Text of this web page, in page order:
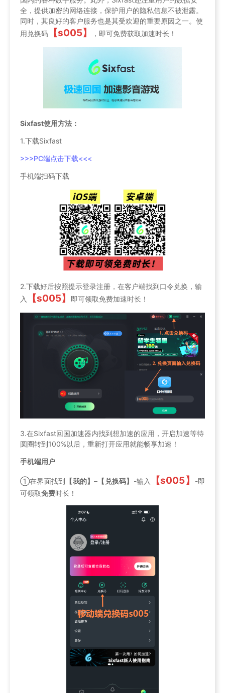
全，提供加密的网络连接，保护用户的隐私信息不被泄露。
同时，其良好的客户服务也是其受欢迎的重要原因之一。使
用兑换码
【s005】 ，即可免费获取加速时长！
Sixfast使用方法：
1.下载Sixfast
>>>PC端点击下载<<<
手机端扫码下载
2.下载好后按照提示登录注册，在客户端找到口令兑换，输
入
【s005】 即可领取免费加速时长！
3.在Sixfast回国加速器内找到想加速的应用，开启加速等待
圆圈转到100%以后，重新打开应用就能畅享加速！
手机端用户
①在界面找到 【我的】– 【兑换码】 -输入 【s005】
-即
可领取免费时长！